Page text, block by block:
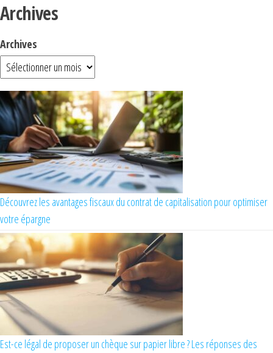
Archives
Archives
Découvrez les avantages fiscaux du contrat de capitalisation pour optimiser
votre épargne
Est-ce légal de proposer un chèque sur papier libre ? Les réponses des